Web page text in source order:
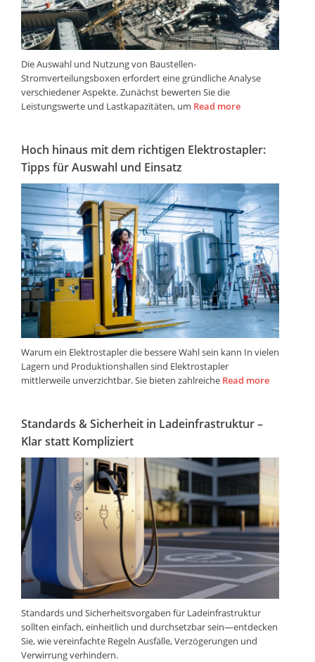
Die Auswahl und Nutzung von Baustellen-
Stromverteilungsboxen erfordert eine gründliche Analyse
verschiedener Aspekte. Zunächst bewerten Sie die
Leistungswerte und Lastkapazitäten, um Read more
Hoch hinaus mit dem richtigen Elektrostapler:
Tipps für Auswahl und Einsatz
Warum ein Elektrostapler die bessere Wahl sein kann In vielen
Lagern und Produktionshallen sind Elektrostapler
mittlerweile unverzichtbar. Sie bieten zahlreiche Read more
Standards & Sicherheit in Ladeinfrastruktur –
Klar statt Kompliziert
Standards und Sicherheitsvorgaben für Ladeinfrastruktur
sollten einfach, einheitlich und durchsetzbar sein—entdecken
Sie, wie vereinfachte Regeln Ausfälle, Verzögerungen und
Verwirrung verhindern.